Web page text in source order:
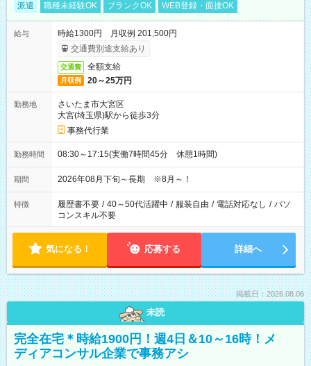
派遣 職種未経験OK ブランクOK WEB登録・面接OK
給与
時給1300円 月収例 201,500円
交通費別途支給あり
交通費 全額支給
月収例 20～25万円
勤務地
さいたま市大宮区
大宮(埼玉県)駅から徒歩3分
事務代行業
勤務時間 08:30～17:15(実働7時間45分 休憩1時間)
期間 2026年08月下旬～長期 ※8月～！
特徴 履歴書不要 / 40～50代活躍中 / 服装自由 / 電話対応なし / パソ
コンスキル不要
気になる！ 応募する 詳細へ
掲載日：2026.08.06
未読
完全在宅＊時給1900円！週4日＆10～16時！メ
ディアコンサル企業で事務アシ